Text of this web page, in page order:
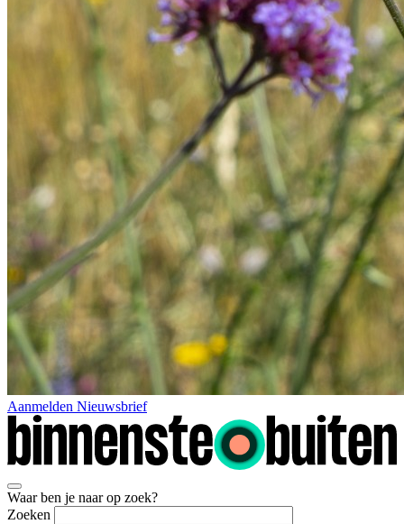
Aanmelden Nieuwsbrief
Waar ben je naar op zoek?
Zoeken